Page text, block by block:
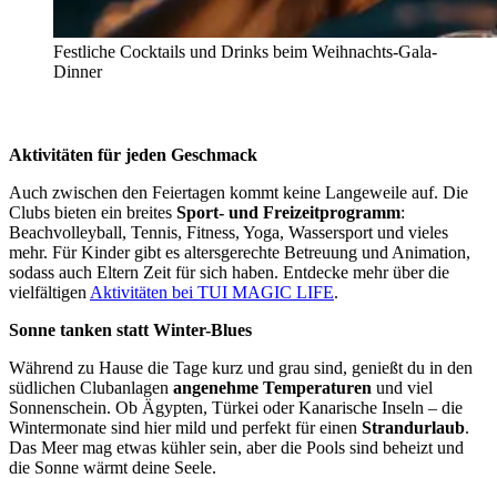
Festliche Cocktails und Drinks beim Weihnachts-Gala-
Dinner
Aktivitäten für jeden Geschmack
Auch zwischen den Feiertagen kommt keine Langeweile auf. Die
Clubs bieten ein breites Sport- und Freizeitprogramm:
Beachvolleyball, Tennis, Fitness, Yoga, Wassersport und vieles
mehr. Für Kinder gibt es altersgerechte Betreuung und Animation,
sodass auch Eltern Zeit für sich haben. Entdecke mehr über die
vielfältigen Aktivitäten bei TUI MAGIC LIFE.
Sonne tanken statt Winter-Blues
Während zu Hause die Tage kurz und grau sind, genießt du in den
südlichen Clubanlagen angenehme Temperaturen und viel
Sonnenschein. Ob Ägypten, Türkei oder Kanarische Inseln – die
Wintermonate sind hier mild und perfekt für einen Strandurlaub.
Das Meer mag etwas kühler sein, aber die Pools sind beheizt und
die Sonne wärmt deine Seele.